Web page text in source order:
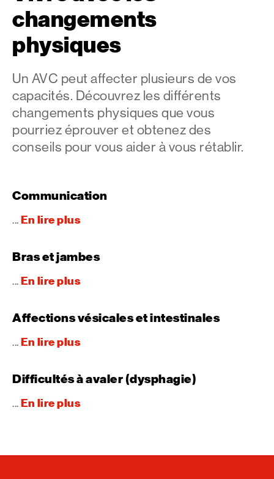
changements
physiques
Un AVC peut affecter plusieurs de vos
capacités. Découvrez les différents
changements physiques que vous
pourriez éprouver et obtenez des
conseils pour vous aider à vous rétablir.
Communication
... En lire plus
Bras et jambes
... En lire plus
Affections vésicales et intestinales
... En lire plus
Difficultés à avaler (dysphagie)
... En lire plus